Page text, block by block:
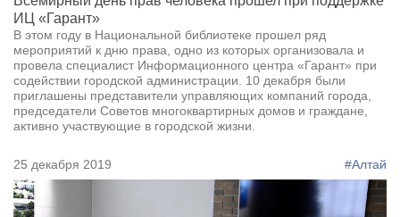
ИЦ «Гарант»
В этом году в Национальной библиотеке прошел ряд
мероприятий к дню права, одно из которых организовала и
провела специалист Информационного центра «Гарант» при
содействии городской администрации. 10 декабря были
приглашены представители управляющих компаний города,
председатели Советов многоквартирных домов и граждане,
активно участвующие в городской жизни.
25 декабря 2019 #Алтай